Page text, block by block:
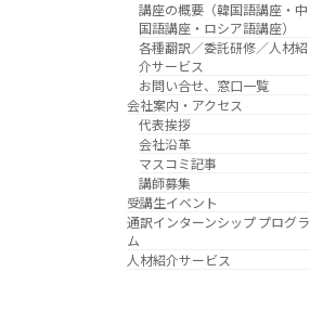
講座の概要（韓国語講座・中
国語講座・ロシア語講座）
各種翻訳／委託研修／人材紹
介サービス
お問い合せ、窓口一覧
会社案内・アクセス
代表挨拶
会社沿革
マスコミ記事
講師募集
受講生イベント
通訳インターンシップ プログラ
ム
人材紹介サービス